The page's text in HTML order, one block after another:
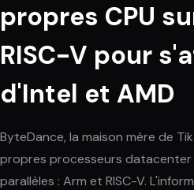
propres CPU
RISC-V pour
d'Intel et AMD
ByteDance, la maison mère de
propres processeurs
parallèles : Arm et RISC-V.